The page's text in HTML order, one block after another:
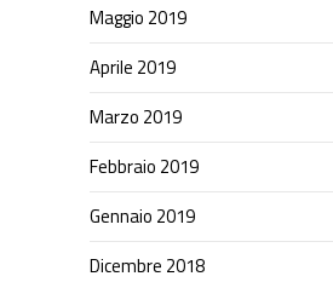
Maggio 2019
Aprile 2019
Marzo 2019
Febbraio 2019
Gennaio 2019
Dicembre 2018